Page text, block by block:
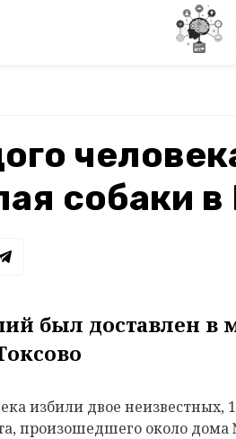
собаки
был доставлен в
избили двое неизвестных,
произошедшего около дома